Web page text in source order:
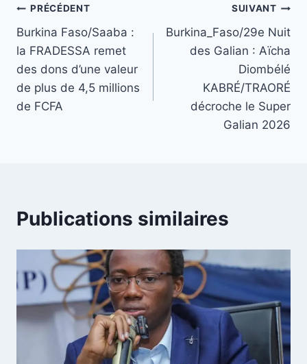
Navigation
de
l’article
PRÉCÉDENT
Burkina Faso/Saaba :
la FRADESSA remet
des dons d’une valeur
de plus de 4,5 millions
de FCFA
SUIVANT
Burkina_Faso/29e Nuit
des Galian : Aïcha
Diombélé
KABRÉ/TRAORÉ
décroche le Super
Galian 2026
Publications similaires